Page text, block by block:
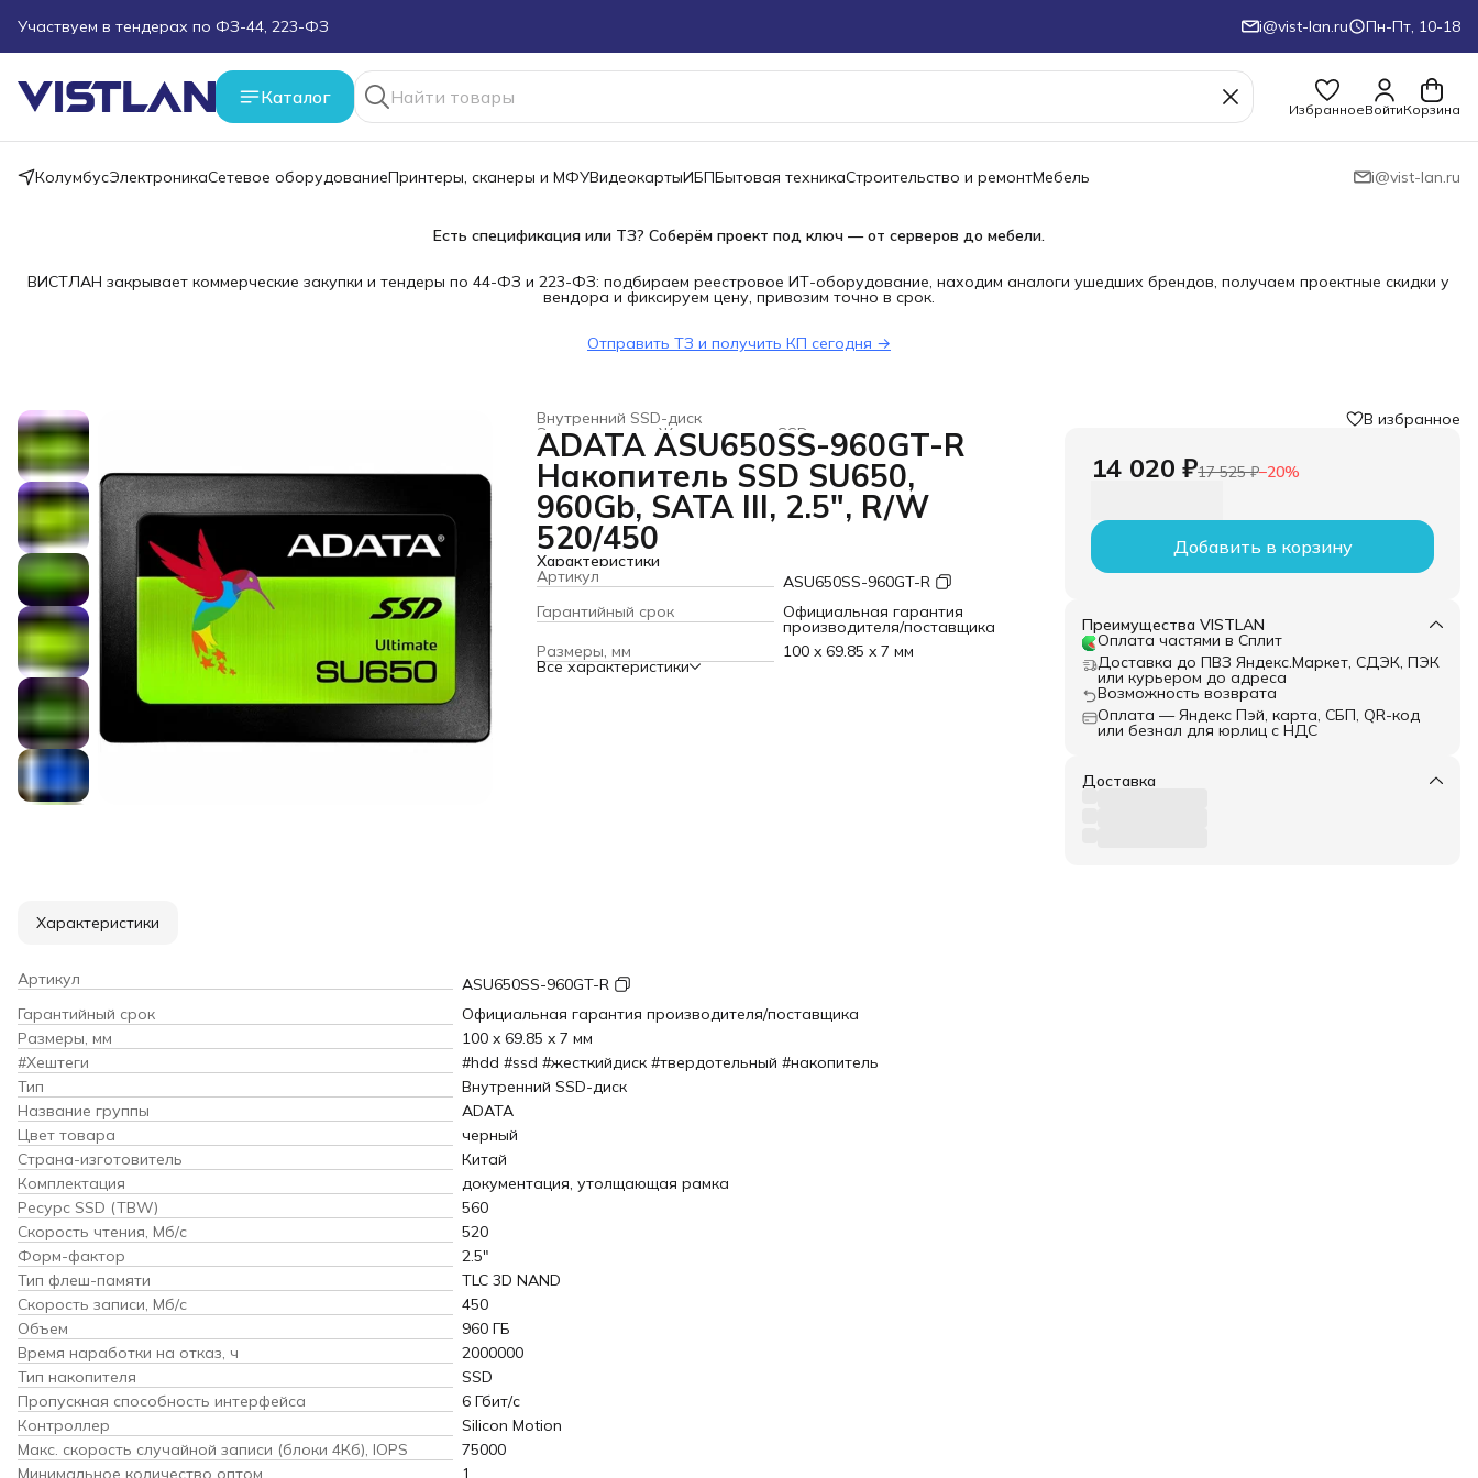
Поможем подобрать оборудование под ТЗ
Пуско-наладочные работы
i@vist-lan.ru Пн-Пт, 10-18
Каталог
ИзбранноеВойтиКорзина
КолумбусЭлектроникаСетевое оборудованиеПринтеры, сканеры и МФУВидеокартыИБПБытовая техникаСтроительство и ремонтМебель i@vist-lan.ru
Есть спецификация или ТЗ? Соберём проект под ключ — от серверов до мебели.
ВИСТЛАН закрывает коммерческие закупки и тендеры по 44-ФЗ и 223-ФЗ: подбираем реестровое ИТ-оборудование, находим аналоги ушедших брендов, получаем проектные скидки у
вендора и фиксируем цену, привозим точно в срок.
Отправить ТЗ и получить КП сегодня →
Внутренний SSD-диск
Жесткие диски, SSD и сетевые накопители
Электроника
Главная
ADATA ASU650SS-960GT-R
Накопитель SSD SU650,
960Gb, SATA III, 2.5", R/W
520/450
Характеристики
Артикул
ASU650SS-960GT-R
Гарантийный срок
Официальная гарантия
производителя/поставщика
Размеры, мм
100 x 69.85 x 7 мм
Все характеристики
В избранное
14 020 ₽17 525 ₽−20%
Добавить в корзину
Преимущества VISTLAN
Оплата частями в Сплит
Доставка до ПВЗ Яндекс.Маркет, СДЭК, ПЭК
или курьером до адреса
Возможность возврата
Оплата — Яндекс Пэй, карта, СБП, QR-код
или безнал для юрлиц с НДС
Доставка
Характеристики
Артикул
ASU650SS-960GT-R
Гарантийный срок
Официальная гарантия производителя/поставщика
Размеры, мм
100 x 69.85 x 7 мм
#Хештеги
#hdd #ssd #жесткийдиск #твердотельный #накопитель
Тип
Внутренний SSD-диск
Название группы
ADATA
Цвет товара
черный
Страна-изготовитель
Китай
Комплектация
документация, утолщающая рамка
Ресурс SSD (TBW)
560
Скорость чтения, Мб/с
520
Форм-фактор
2.5"
Тип флеш-памяти
TLC 3D NAND
Скорость записи, Мб/с
450
Объем
960 ГБ
Время наработки на отказ, ч
2000000
Тип накопителя
SSD
Пропускная способность интерфейса
6 Гбит/с
Контроллер
Silicon Motion
Макс. скорость случайной записи (блоки 4Кб), IOPS
75000
Минимальное количество оптом
1